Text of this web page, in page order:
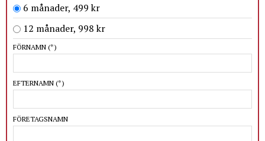
6 månader, 499 kr
12 månader, 998 kr
FÖRNAMN (*)
EFTERNAMN (*)
FÖRETAGSNAMN